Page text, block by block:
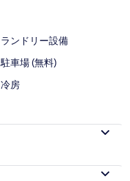
ランドリー設備
駐車場 (無料)
冷房